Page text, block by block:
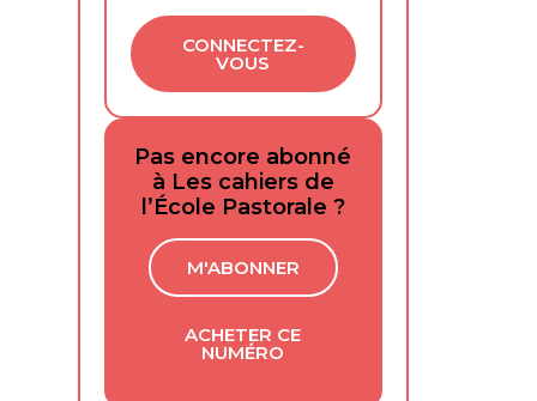
CONNECTEZ-
VOUS
Pas encore abonné
à Les cahiers de
l’École Pastorale ?
M'ABONNER
ACHETER CE
NUMÉRO